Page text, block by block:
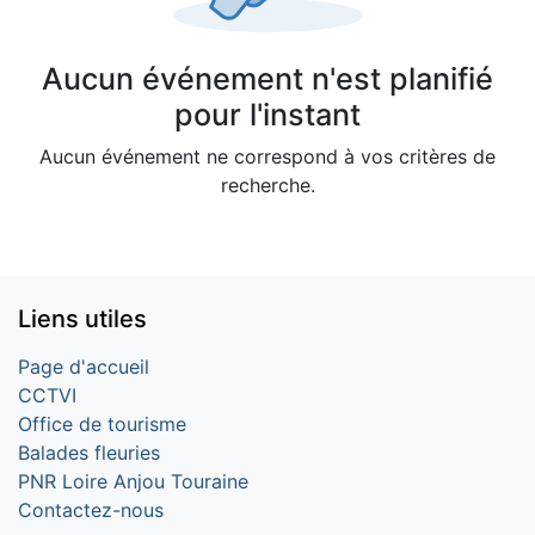
Aucun événement n'est planifié
pour l'instant
Aucun événement ne correspond à vos critères de
recherche.
Liens utiles
Page d'accueil
CCTVI
Office de tourisme
Balades fleuries
PNR Loire Anjou Touraine
Contactez-nous